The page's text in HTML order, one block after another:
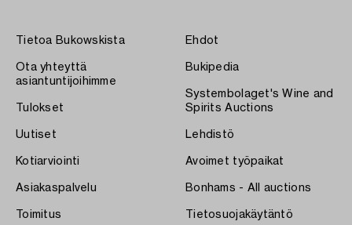
Tietoa Bukowskista
Ota yhteyttä
asiantuntijoihimme
Tulokset
Uutiset
Kotiarviointi
Asiakaspalvelu
Toimitus
Ehdot
Bukipedia
Systembolaget's Wine and
Spirits Auctions
Lehdistö
Avoimet työpaikat
Bonhams - All auctions
Tietosuojakäytäntö